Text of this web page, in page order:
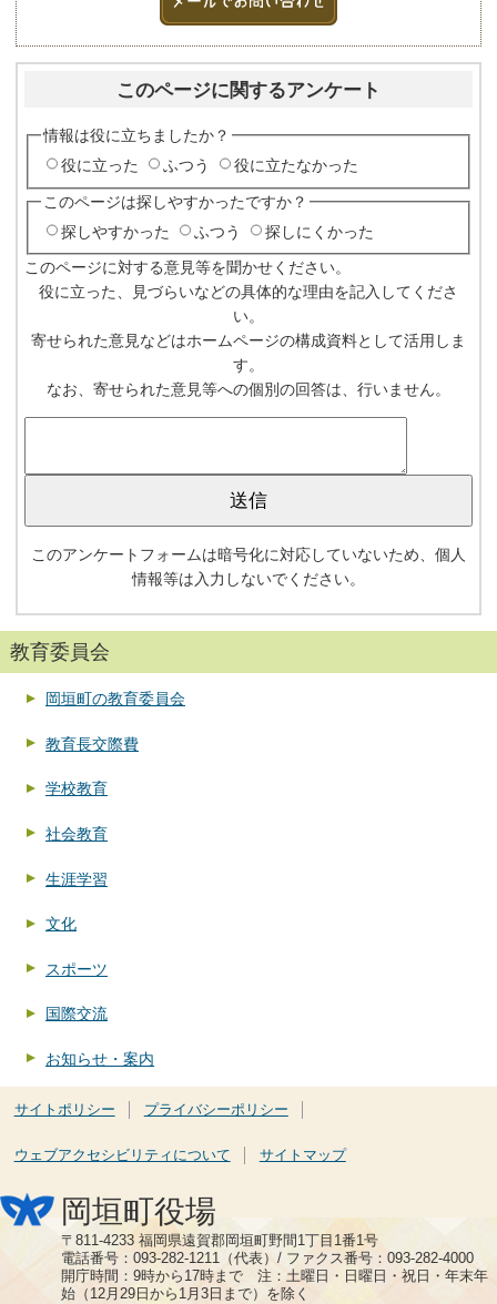
このページに関するアンケート
情報は役に立ちましたか？
役に立った
ふつう 役に立たなかった
このページは探しやすかったですか？
探しやすかった
ふつう 探しにくかった
このページに対する意見等を聞かせください。
役に立った、見づらいなどの具体的な理由を記入してくださ
い。
寄せられた意見などはホームページの構成資料として活用しま
す。
なお、寄せられた意見等への個別の回答は、行いません。
このアンケートフォームは暗号化に対応していないため、個人
情報等は入力しないでください。
教育委員会
岡垣町の教育委員会
教育長交際費
学校教育
社会教育
生涯学習
文化
スポーツ
国際交流
お知らせ・案内
サイトポリシー プライバシーポリシー
ウェブアクセシビリティについて サイトマップ
岡垣町役場
〒811-4233 福岡県遠賀郡岡垣町野間1丁目1番1号
電話番号：093-282-1211（代表）/ ファクス番号：093-282-4000
開庁時間：9時から17時まで 注：土曜日・日曜日・祝日・年末年
始（12月29日から1月3日まで）を除く